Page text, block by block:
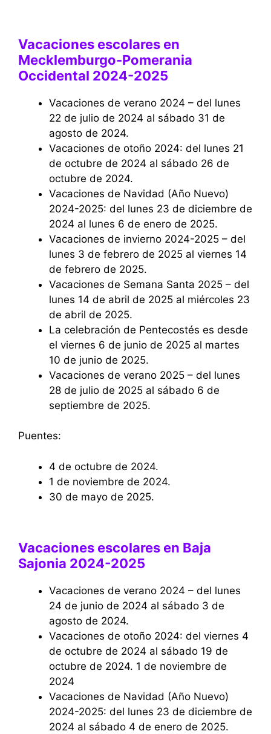
Vacaciones escolares en
Mecklemburgo-Pomerania
Occidental 2024-2025
Vacaciones de verano 2024 – del lunes
22 de julio de 2024 al sábado 31 de
agosto de 2024.
Vacaciones de otoño 2024: del lunes 21
de octubre de 2024 al sábado 26 de
octubre de 2024.
Vacaciones de Navidad (Año Nuevo)
2024-2025: del lunes 23 de diciembre de
2024 al lunes 6 de enero de 2025.
Vacaciones de invierno 2024-2025 – del
lunes 3 de febrero de 2025 al viernes 14
de febrero de 2025.
Vacaciones de Semana Santa 2025 – del
lunes 14 de abril de 2025 al miércoles 23
de abril de 2025.
La celebración de Pentecostés es desde
el viernes 6 de junio de 2025 al martes
10 de junio de 2025.
Vacaciones de verano 2025 – del lunes
28 de julio de 2025 al sábado 6 de
septiembre de 2025.
Puentes:
4 de octubre de 2024.
1 de noviembre de 2024.
30 de mayo de 2025.
Vacaciones escolares en Baja
Sajonia 2024-2025
Vacaciones de verano 2024 – del lunes
24 de junio de 2024 al sábado 3 de
agosto de 2024.
Vacaciones de otoño 2024: del viernes 4
de octubre de 2024 al sábado 19 de
octubre de 2024. 1 de noviembre de
2024
Vacaciones de Navidad (Año Nuevo)
2024-2025: del lunes 23 de diciembre de
2024 al sábado 4 de enero de 2025.